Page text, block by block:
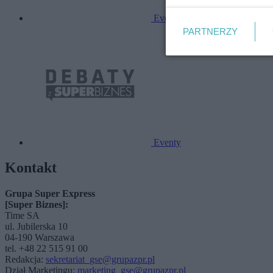
Eventy
Eventy
Kontakt
Grupa Super Express
[Super Biznes]:
Time SA
ul. Jubilerska 10
04-190 Warszawa
tel. +48 22 515 91 00
Redakcja: sekretariat_gse@grupazpr.pl
Dział Marketingu: marketing_gse@grupazpr.pl
PARTNERZY